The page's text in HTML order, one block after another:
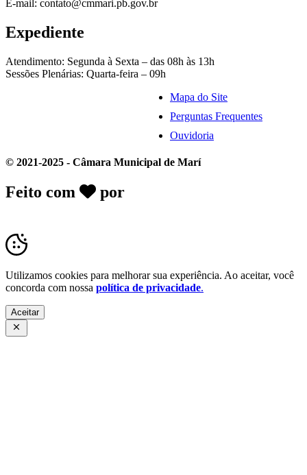
E-mail: contato@cmmari.pb.gov.br
Expediente
Atendimento: Segunda à Sexta – das 08h às 13h
Sessões Plenárias: Quarta-feira – 09h
Mapa do Site
Perguntas Frequentes
Ouvidoria
© 2021-2025 - Câmara Municipal de Marí
Feito com por
Utilizamos cookies para melhorar sua experiência. Ao aceitar, você
concorda com nossa política de privacidade.
Aceitar